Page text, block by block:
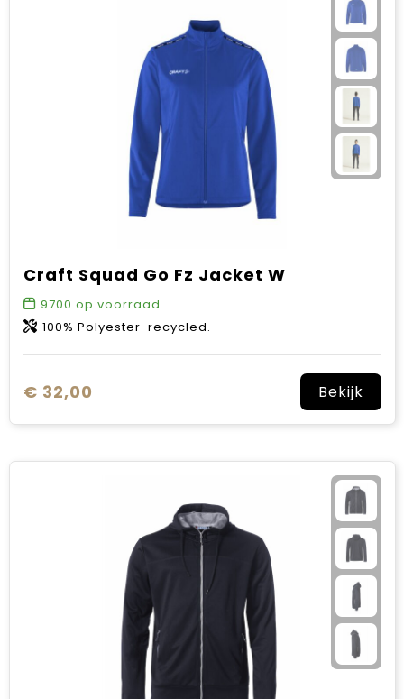
Craft Squad Go Fz Jacket W
9700 op voorraad
100% Polyester-recycled.
€ 32,00 Bekijk